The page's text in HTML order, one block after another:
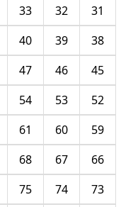
31
32
33
38
39
40
45
46
47
52
53
54
59
60
61
66
67
68
73
74
75